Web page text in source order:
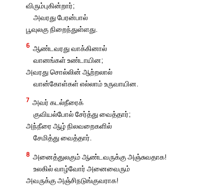
விரும்புகின்றார்;
அவரது பேரன்பால்
பூவுலகு நிறைந்துள்ளது.
6 ஆண்டவரது வாக்கினால்
வானங்கள் உண்டாயின;
அவரது சொல்லின் ஆற்றலால்
வான்கோள்கள் எல்லாம் உருவாயின.
7 அவர் கடல்நீரைக்
குவியல்போல் சேர்த்து வைத்தார்;
அந்நீரை ஆழ் நிலவறைகளில்
சேமித்து வைத்தார்.
8 அனைத்துலகும் ஆண்டவருக்கு அஞ்சுவதாக!
உலகில் வாழ்வோர் அனைவைரும்
அவருக்கு அஞ்சிநடுங்குவராக!